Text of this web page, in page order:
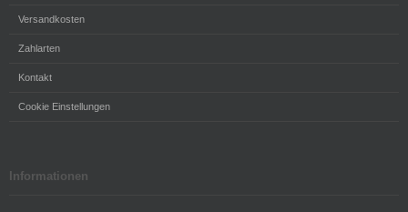
Versandkosten
Zahlarten
Kontakt
Cookie Einstellungen
Informationen